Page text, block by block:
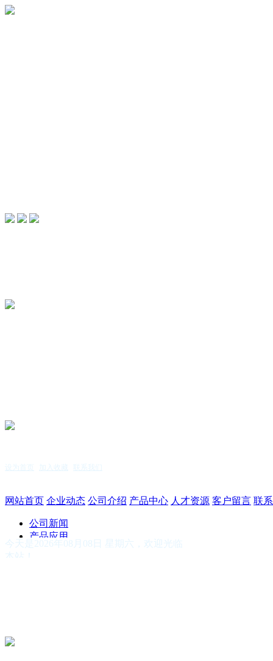
设为首页 加入收藏
服务热线：15255144771
网站首页 企业动态 公司介绍 产品中心 人才资源 客户留言 联
公司新闻
产品应用
今天是2026年08月08日 星期六，欢迎光临
本站！